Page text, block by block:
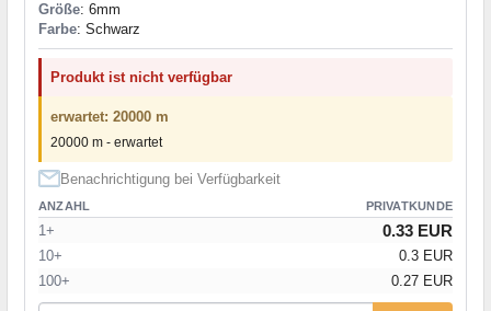
Größe: 6mm
Farbe: Schwarz
Produkt ist nicht verfügbar
erwartet: 20000 m
20000 m - erwartet
Benachrichtigung bei Verfügbarkeit
ANZAHL PRIVATKUNDE
1+ 0.33 EUR
10+
0.3 EUR
100+
0.27 EUR